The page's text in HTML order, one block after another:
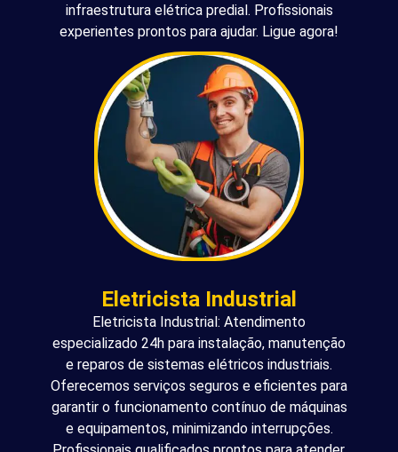
infraestrutura elétrica predial. Profissionais
experientes prontos para ajudar. Ligue agora!
Eletricista Industrial
Eletricista Industrial: Atendimento
especializado 24h para instalação, manutenção
e reparos de sistemas elétricos industriais.
Oferecemos serviços seguros e eficientes para
garantir o funcionamento contínuo de máquinas
e equipamentos, minimizando interrupções.